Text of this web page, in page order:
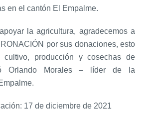
en el cantón El Empalme.
la agricultura, agradecemos a
por sus donaciones, esto
producción y cosechas de
Orlando Morales – líder de la
17 de diciembre de 2021